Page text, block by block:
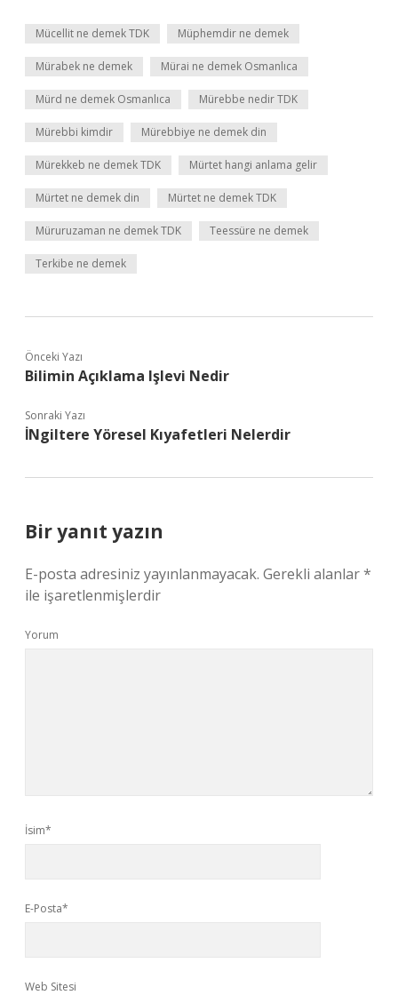
Mücellit ne demek TDK Müphemdir ne demek
Mürabek ne demek Mürai ne demek Osmanlıca
Mürd ne demek Osmanlıca Mürebbe nedir TDK
Mürebbi kimdir Mürebbiye ne demek din
Mürekkeb ne demek TDK Mürtet hangi anlama gelir
Mürtet ne demek din Mürtet ne demek TDK
Müruruzaman ne demek TDK Teessüre ne demek
Terkibe ne demek
Önceki Yazı
Bilimin Açıklama Işlevi Nedir
Sonraki Yazı
İNgiltere Yöresel Kıyafetleri Nelerdir
Bir yanıt yazın
E-posta adresiniz yayınlanmayacak. Gerekli alanlar*
ile işaretlenmişlerdir
Yorum
İsim*
E-Posta*
Web Sitesi